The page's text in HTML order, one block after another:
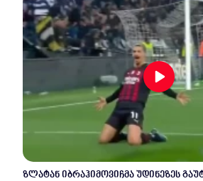
ზლატან იბრაჰიმოვიჩმა უდინეზეს